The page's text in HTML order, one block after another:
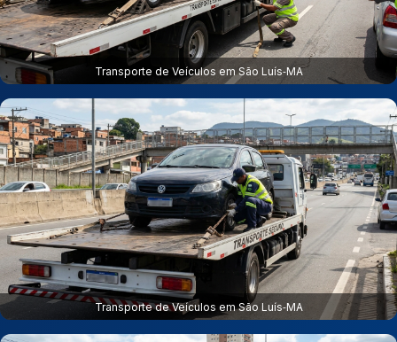
Transporte de Veículos em São Luís‑MA
Transporte de Veículos em São Luís‑MA